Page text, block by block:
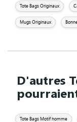
Tote Bags Originaux
Mugs Originaux
D'autres
Tote Bags Motif homme